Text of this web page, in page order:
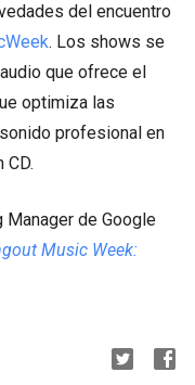
del encuentro
. Los shows se
que ofrece el
optimiza las
profesional en
Manager de Google
Music Week: